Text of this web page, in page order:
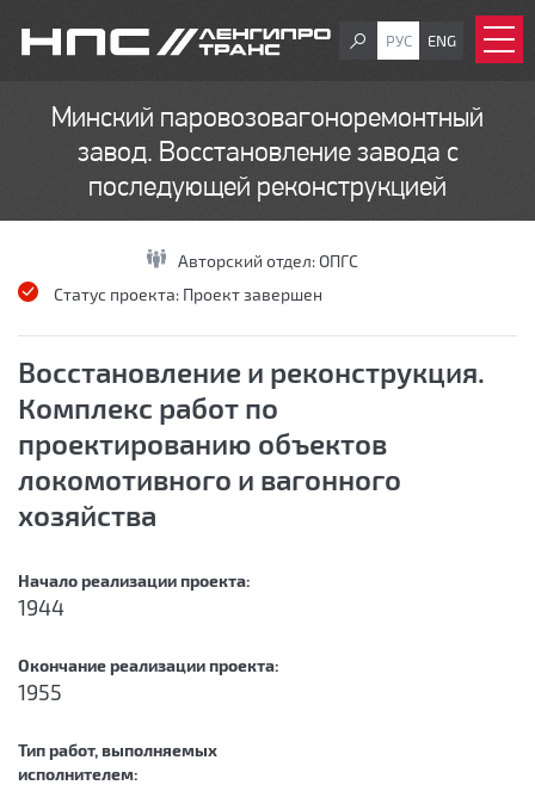
РУС ENG
Минский паровозовагоноремонтный
завод. Восстановление завода с
последующей реконструкцией
Авторский отдел: ОПГС
Статус проекта: Проект завершен
Восстановление и реконструкция.
Комплекс работ по
проектированию объектов
локомотивного и вагонного
хозяйства
Начало реализации проекта:
1944
Окончание реализации проекта:
1955
Тип работ, выполняемых
исполнителем: